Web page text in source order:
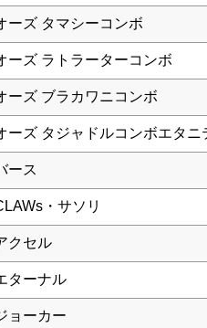
ーズ タマシーコンボ
ーズ ラトラーターコンボ
ーズ ブラカワニコンボ
ーズ タジャドルコンボエタニ
ース
・サソリ
クセル
ターナル
ョーカー